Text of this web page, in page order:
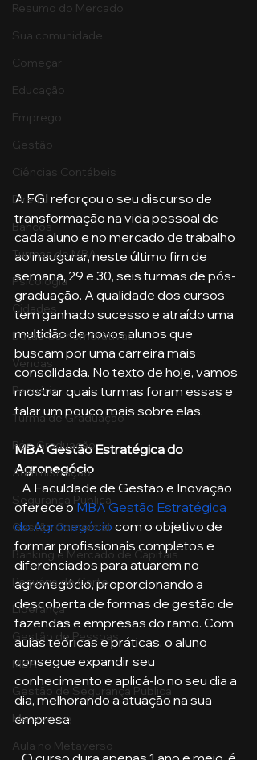
Resumo do Mercado
Sua comunidade
Começar
Educação
Emprego
Gestão
Ciências Contábeis
Direito
Bancos
Turmas de MBA
Psicologia
Cidades
Datas Comemorativas
Vendas
Pecuária
Turma de Graduação
Pós-Graduação
Administração
Segurança Publica
Gestão Comercial
Banking e Mercado de Capitais
Pecuária de Corte
Liderança
Gestão de Pessoas
MBA
Gestão de Segurança Publica
Metaverso
Aula no Metaverso
A FGI reforçou o seu discurso de
transformação na vida pessoal de
cada aluno e no mercado de trabalho
ao inaugurar, neste último fim de
semana, 29 e 30, seis turmas de pós-
graduação. A qualidade dos cursos
tem ganhado sucesso e atraído uma
multidão de novos alunos que
buscam por uma carreira mais
consolidada. No texto de hoje, vamos
mostrar quais turmas foram essas e
falar um pouco mais sobre elas.
MBA Gestão Estratégica do
Agronegócio
oferece o MBA Gestão Estratégica
do Agronegócio com o objetivo de
formar profissionais completos e
diferenciados para atuarem no
agronegócio, proporcionando a
descoberta de formas de gestão de
fazendas e empresas do ramo. Com
aulas teóricas e práticas, o aluno
consegue expandir seu
conhecimento e aplicá-lo no seu dia a
dia, melhorando a atuação na sua
empresa.